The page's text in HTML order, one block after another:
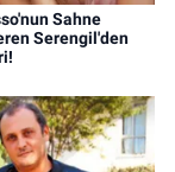
Sahne
Serengil'den